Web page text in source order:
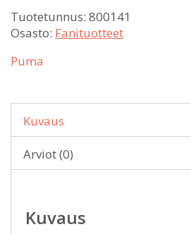
Tuotetunnus: 800141
Osasto: Fanituotteet
Puma
Kuvaus
Arviot (0)
Kuvaus